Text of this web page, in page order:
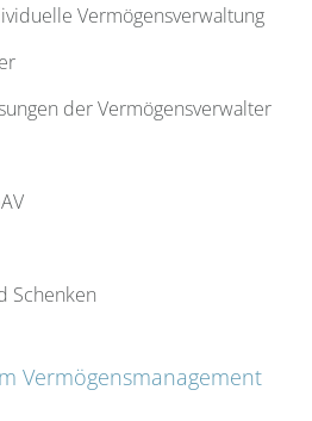
Vermögensverwaltung
der Vermögensverwalter
Schenken
Vermögensmanagement